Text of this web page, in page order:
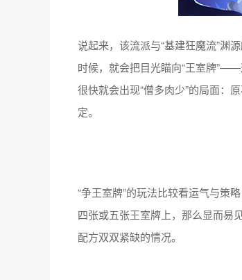
说起来，该流派与“基建狂魔流”渊
时候，就会把目光瞄向“王室牌”——
很快就会出现“僧多肉少”的局面：
定。
“争王室牌”的玩法比较看运气与策
四张或五张王室牌上，那么显而易
配方双双紧缺的情况。